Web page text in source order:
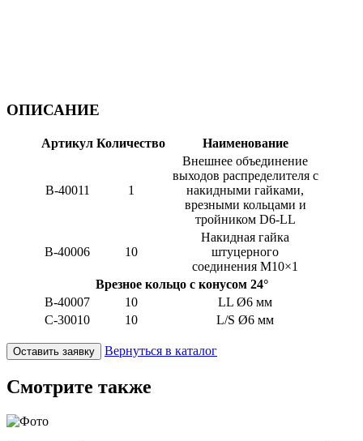
ОПИСАНИЕ
Артикул Количество Наименование
B-40011 1
Внешнее объединение
выходов распределителя с
накидными гайками,
врезными кольцами и
тройником D6-LL
B-40006 10
Накидная гайка
штуцерного
соединения М10×1
Врезное кольцо с конусом 24°
B-40007
10
LL Ø6 мм
С-30010
10 L/S Ø6 мм
Оставить заявку Вернуться в каталог
Смотрите также